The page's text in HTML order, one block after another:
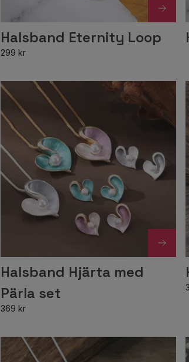
Halsband Eternity Loop
299 kr
Halsband Hjärta med
Pärla set
369 kr